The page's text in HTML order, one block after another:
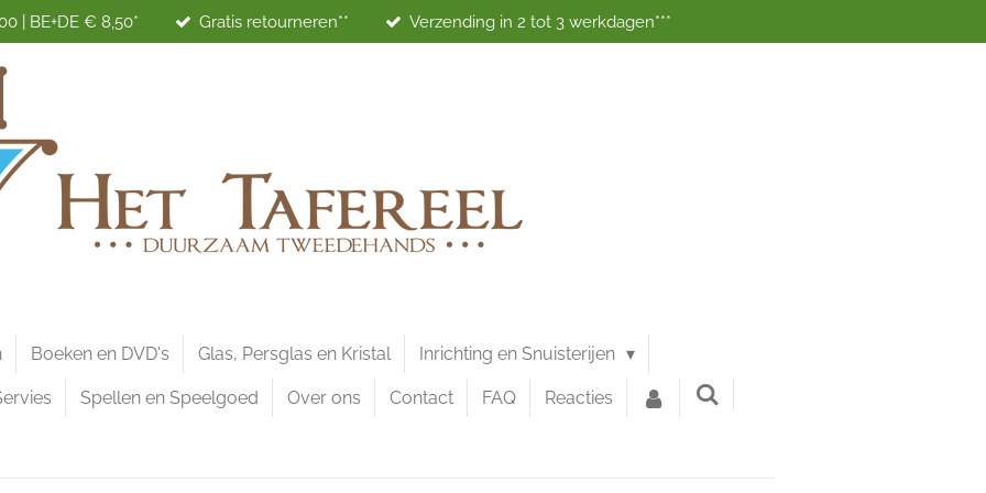
| BE+DE € 8,50* Gratis retourneren** Verzending in 2 tot 3 werkdagen***
Boeken en DVD's Glas, Persglas en Kristal Inrichting en Snuisterijen
Spellen en Speelgoed Over ons Contact FAQ Reacties